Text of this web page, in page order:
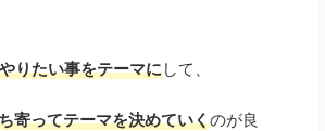
りたい事をテーマにして、
寄ってテーマを決めていくのが良